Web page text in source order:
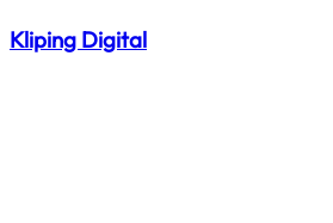
Kliping Digital